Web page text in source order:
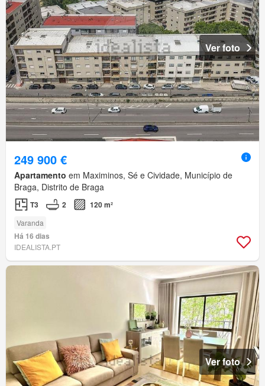
Ver foto
249 900 €
Apartamento em Maximinos, Sé e Cividade, Município de
Braga, Distrito de Braga
T3 2 120 m²
Varanda
Há 16 dias
IDEALISTA.PT
Ver foto